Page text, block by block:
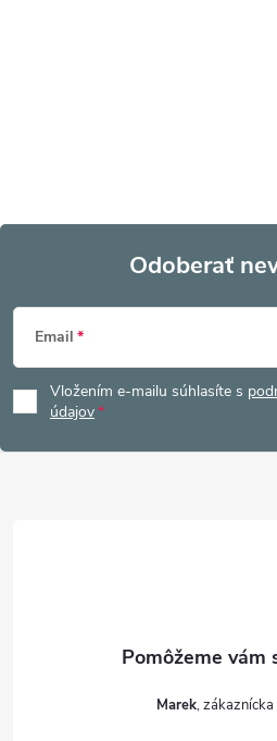
Z
á
p
Odoberať
Email
Vložením e-mailu súhlasíte s
údajov
Marek